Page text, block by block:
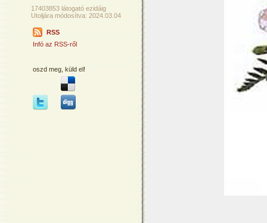
17403853 látogató ezidáig
Utoljára módosítva: 2024.03.04
RSS
Infó az RSS-ről
oszd meg, küld el!